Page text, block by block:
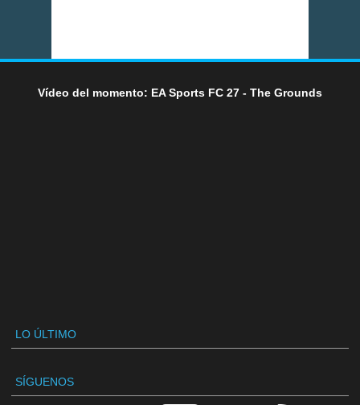
Vídeo del momento: EA Sports FC 27 - The Grounds
LO ÚLTIMO
SÍGUENOS